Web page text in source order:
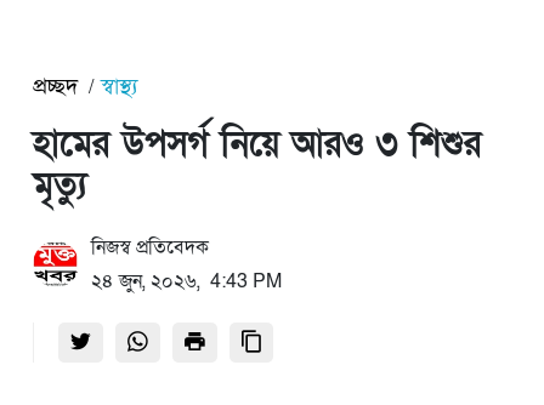
প্রচ্ছদ স্বাস্থ্য
হামের উপসর্গ নিয়ে আরও ৩ শিশুর
মৃত্যু
নিজস্ব প্রতিবেদক
২৪ জুন, ২০২৬, 4:43 PM